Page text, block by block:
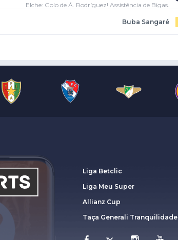
Elche: Golo de Á. Rodríguez! Assistência de Bigas.
Buba Sangaré
Liga Betclic
Liga Meu Super
Allianz Cup
Taça Generali Tranquilidade